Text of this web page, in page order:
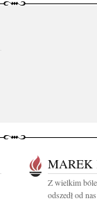
Z wielkim
odszedł od